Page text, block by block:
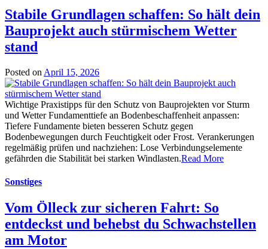
Stabile Grundlagen schaffen: So hält dein
Bauprojekt auch stürmischem Wetter
stand
Posted on April 15, 2026
Wichtige Praxistipps für den Schutz von Bauprojekten vor Sturm
und Wetter Fundamenttiefe an Bodenbeschaffenheit anpassen:
Tiefere Fundamente bieten besseren Schutz gegen
Bodenbewegungen durch Feuchtigkeit oder Frost. Verankerungen
regelmäßig prüfen und nachziehen: Lose Verbindungselemente
gefährden die Stabilität bei starken Windlasten.Read More
Sonstiges
Vom Ölleck zur sicheren Fahrt: So
entdeckst und behebst du Schwachstellen
am Motor